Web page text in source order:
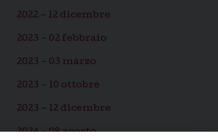
2022 – 12 dicembre
2023 – 02 febbraio
2023 – 03 marzo
2023 – 10 ottobre
2023 – 12 dicembre
2024 – 08 agosto